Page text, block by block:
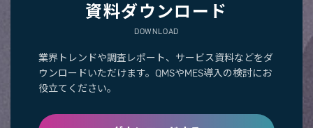
資料ダウンロード
DOWNLOAD
業界トレンドや調査レポート、サービス資料などをダ
ウンロードいただけます。QMSやMES導入の検討にお
役立てください。